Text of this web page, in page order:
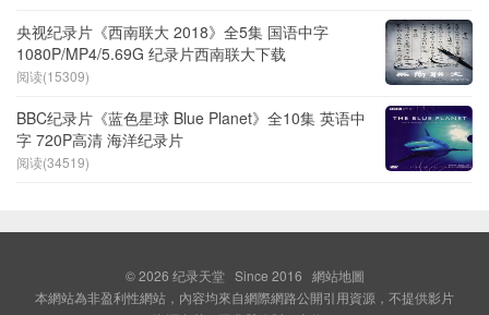
央视纪录片《西南联大 2018》全5集 国语中字
1080P/MP4/5.69G 纪录片西南联大下载
阅读(15309)
BBC纪录片《蓝色星球 Blue Planet》全10集 英语中
字 720P高清 海洋纪录片
阅读(34519)
© 2026 纪录天堂Since 2016 網站地圖
本網站為非盈利性網站，內容均來自網際網路公開引用資源，不提供影片